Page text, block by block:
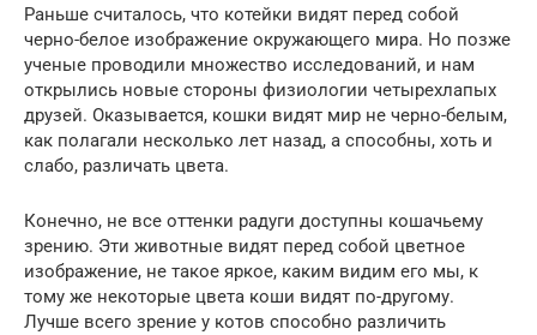
Раньше считалось, что котейки видят перед собой
черно-белое изображение окружающего мира. Но позже
ученые проводили множество исследований, и нам
открылись новые стороны физиологии четырехлапых
друзей. Оказывается, кошки видят мир не черно-белым,
как полагали несколько лет назад, а способны, хоть и
слабо, различать цвета.
Конечно, не все оттенки радуги доступны кошачьему
зрению. Эти животные видят перед собой цветное
изображение, не такое яркое, каким видим его мы, к
тому же некоторые цвета коши видят по-другому.
Лучше всего зрение у котов способно различить